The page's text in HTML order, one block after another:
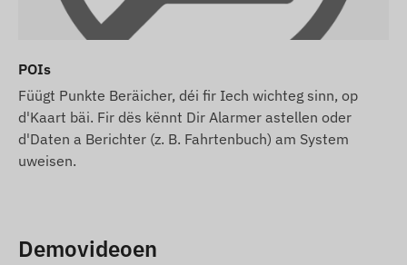
POIs
Füügt Punkte Beräicher, déi fir Iech wichteg sinn, op
d'Kaart bäi. Fir dës kënnt Dir Alarmer astellen oder
d'Daten a Berichter (z. B. Fahrtenbuch) am System
uweisen.
Demovideoen